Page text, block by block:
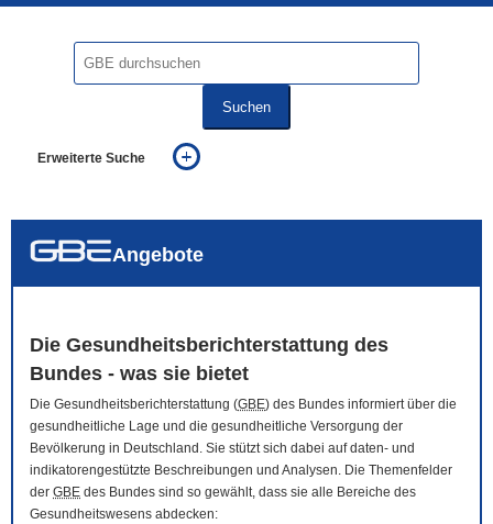
Suchen
Erweiterte Suche
auch in allen Texten suchen (Volltextsuche)
Angebote
Die Gesundheitsberichterstattung des
Bundes - was sie bietet
Die Gesundheitsberichterstattung (GBE) des Bundes informiert über die
gesundheitliche Lage und die gesundheitliche Versorgung der
Bevölkerung in Deutschland. Sie stützt sich dabei auf daten- und
indikatorengestützte Beschreibungen und Analysen. Die Themenfelder
der GBE des Bundes sind so gewählt, dass sie alle Bereiche des
Gesundheitswesens abdecken: